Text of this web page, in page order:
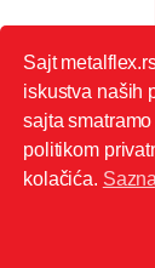
Sajt
iskustva naših
sajta
politikom
kolačića.